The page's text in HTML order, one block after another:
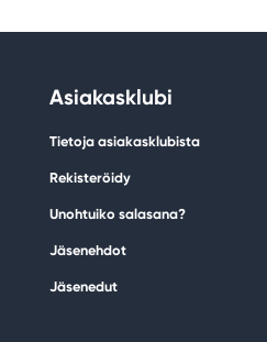
Asiakasklubi
Tietoja asiakasklubista
Rekisteröidy
Unohtuiko salasana?
Jäsenehdot
Jäsenedut